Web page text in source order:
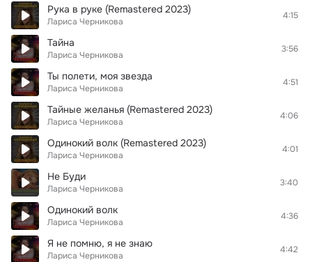
Рука в руке (Remastered 2023)
Лариса Черникова
4:15
Тайна
Лариса Черникова
3:56
Ты полети, моя звезда
Лариса Черникова
4:51
Тайные желанья (Remastered 2023)
Лариса Черникова
4:06
Одинокий волк (Remastered 2023)
Лариса Черникова
4:01
Не Буди
Лариса Черникова
3:40
Одинокий волк
Лариса Черникова
4:36
Я не помню, я не знаю
Лариса Черникова
4:42